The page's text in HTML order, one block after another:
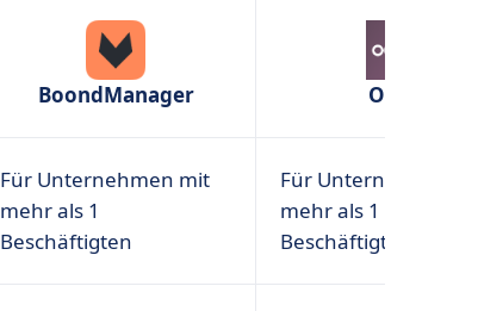
BoondManager Odoo
Für Unternehmen mit
mehr als 1
Beschäftigten
Für Unternehmen mit
mehr als 1
Beschäftigten